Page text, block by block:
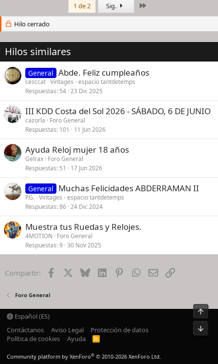
1 de 2 Sig.
Hilo cerrado
Hilos similares
General Abde. Feliz cumpleaños
cesccat Vintages - espacio tantdetemps
Respuestas 54 23 Dic 2025
III KDD Costa del Sol 2026 - SÁBADO, 6 DE JUNIO
cazorla
Foro General
Respuestas 101 11 Jun 2026
Ayuda Reloj mujer 18 años
Gelrax Foro General
Respuestas 51 17 Jun 2026
General Muchas Felicidades ABDERRAMAN II
P.G. Vintages - espacio tantdetemps
Respuestas 86 24 Dic 2024
Muestra tus Ruedas y Relojes.
4MOTION
Foro General
Respuestas 9 30 Nov 2025
Compartir: Facebook BlueskyLinkedInPinterestWhatsApp
EmailEnlace
Foro General
Español (ES)
Contáctanos
Aviso Legal
Protección de datos
Política de cookies
Ayuda
R
Community platform by XenForo® © 2010-2026 XenForo Ltd.